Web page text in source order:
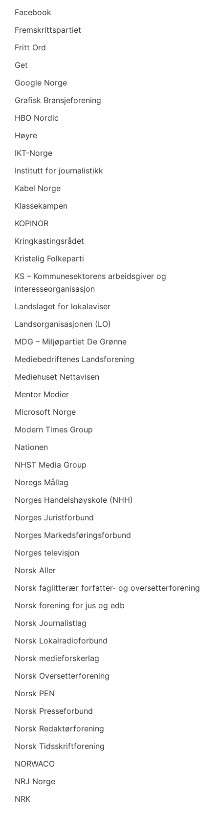
Facebook
Fremskrittspartiet
Fritt Ord
Get
Google Norge
Grafisk Bransjeforening
HBO Nordic
Høyre
IKT-Norge
Institutt for journalistikk
Kabel Norge
Klassekampen
KOPINOR
Kringkastingsrådet
Kristelig Folkeparti
KS – Kommunesektorens arbeidsgiver og
interesseorganisasjon
Landslaget for lokalaviser
Landsorganisasjonen (LO)
MDG – Miljøpartiet De Grønne
Mediebedriftenes Landsforening
Mediehuset Nettavisen
Mentor Medier
Microsoft Norge
Modern Times Group
Nationen
NHST Media Group
Noregs Mållag
Norges Handelshøyskole (NHH)
Norges Juristforbund
Norges Markedsføringsforbund
Norges televisjon
Norsk Aller
Norsk faglitterær forfatter- og oversetterforening
Norsk forening for jus og edb
Norsk Journalistlag
Norsk Lokalradioforbund
Norsk medieforskerlag
Norsk Oversetterforening
Norsk PEN
Norsk Presseforbund
Norsk Redaktørforening
Norsk Tidsskriftforening
NORWACO
NRJ Norge
NRK